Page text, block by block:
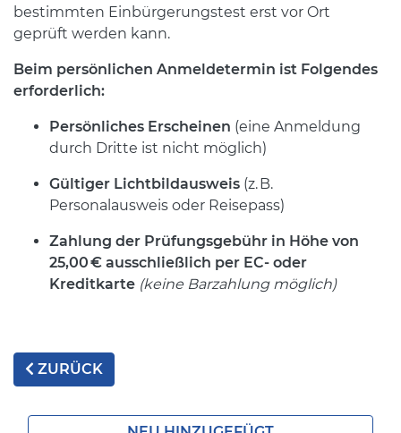
bestimmten Einbürgerungstest erst vor Ort
geprüft werden kann.
Beim persönlichen Anmeldetermin ist Folgendes
erforderlich:
Persönliches Erscheinen (eine Anmeldung
durch Dritte ist nicht möglich)
Gültiger Lichtbildausweis (z. B.
Personalausweis oder Reisepass)
Zahlung der Prüfungsgebühr in Höhe von
25,00€ ausschließlich per EC- oder
Kreditkarte (keine Barzahlung möglich)
ZURÜCK